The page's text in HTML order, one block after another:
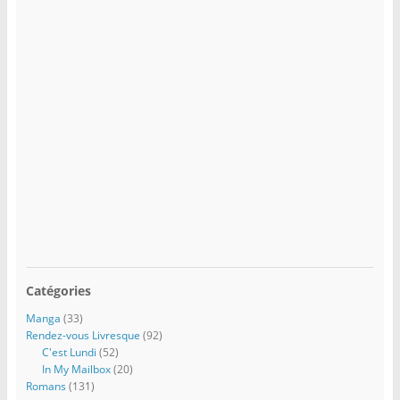
Catégories
Manga (33)
Rendez-vous Livresque (92)
C'est Lundi (52)
In My Mailbox(20)
Romans (131)